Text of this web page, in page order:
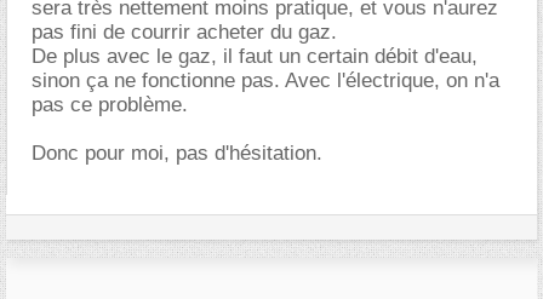
sera très nettement moins pratique, et vous n'aurez
pas fini de courrir acheter du gaz.
De plus avec le gaz, il faut un certain débit d'eau,
sinon ça ne fonctionne pas. Avec l'électrique, on n'a
pas ce problème.
Donc pour moi, pas d'hésitation.